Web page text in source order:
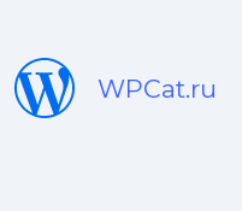
WPCat.ru